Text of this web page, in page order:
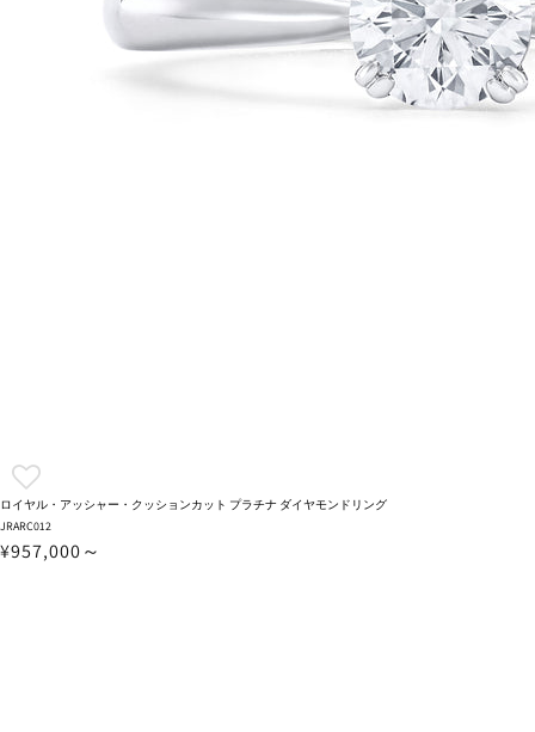
ロイヤル・アッシャー・クッションカット プラチナ ダイヤモンドリング
JRARC012
¥957,000～